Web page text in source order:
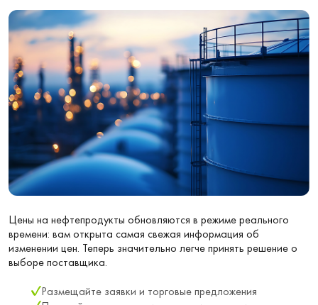
Цены на нефтепродукты обновляются в режиме реального
времени: вам открыта самая свежая информация об
изменении цен. Теперь значительно легче принять решение о
выборе поставщика.
Размещайте заявки и торговые предложения